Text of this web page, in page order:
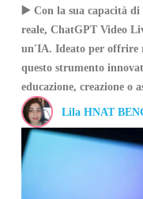
▶️ Con la sua capacità
reale, ChatGPT Video
un'IA. Ideato per offrire
questo strumento
educazione, creazione o
Lila HNAT